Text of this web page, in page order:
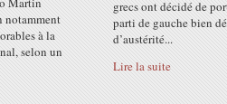
notamment
à la
selon un
grecs ont décidé de
parti de gauche bien
d’austérité...
Lire la suite